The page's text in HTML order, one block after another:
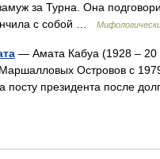
за Турна. Она
с собой …
— Амата Кабуа (1928 – 20
Островов с
посту президента после